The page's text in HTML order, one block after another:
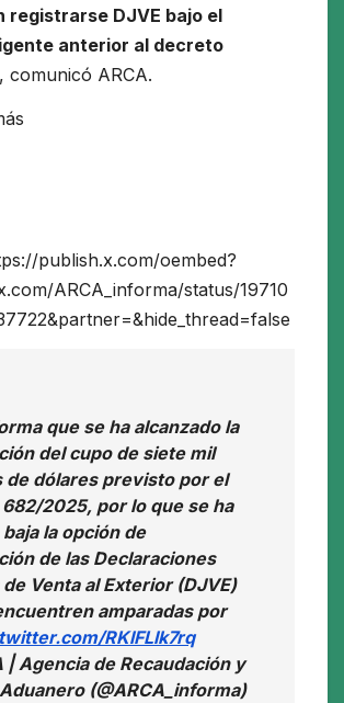
registrarse DJVE bajo el
anterior al decreto
comunicó ARCA.
publish.x.com/oembed?
ARCA_informa/status/19710
que se ha alcanzado la
del cupo de siete mil
de dólares previsto por el
2025, por lo que se ha
la opción de
de las Declaraciones
Venta al Exterior (DJVE)
amparadas por
RKlFLlk7rq
| Agencia de Recaudación y
(@ARCA_informa)